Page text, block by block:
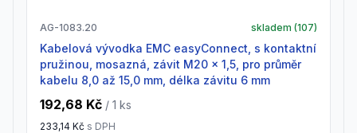
AG-1083.20 skladem (107)
Kabelová vývodka EMC easyConnect, s kontaktní
pružinou, mosazná, závit M20 x 1,5, pro průměr
kabelu 8,0 až 15,0 mm, délka závitu 6 mm
192,68 Kč / 1 ks
233,14 Kč s DPH